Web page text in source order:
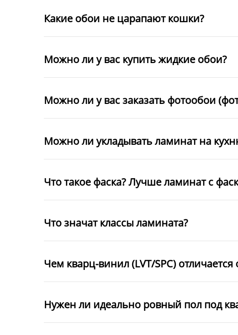
Какие обои не царапают кошки?
Можно ли у вас купить жидкие обои?
Можно ли у вас заказать фотообои
Можно ли укладывать ламинат на
Что такое фаска? Лучше ламинат с
Что значат классы ламината?
Чем кварц-винил (LVT/SPC)
Нужен ли идеально ровный пол под